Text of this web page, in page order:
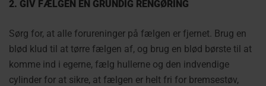
2. GIV FÆLGEN EN GRUNDIG RENGØRING
Sørg for, at alle forureninger på fælgen er fjernet. Brug en
blød klud til at tørre fælgen af, og brug en blød børste til at
komme ind i egerne, fælg hullerne og den indvendige
cylinder for at sikre, at fælgen er helt fri for bremsestøv,